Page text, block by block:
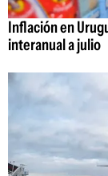
Inflación en
interanual a julio